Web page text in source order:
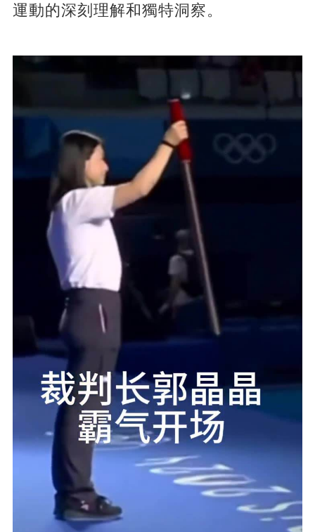
運動的深刻理解和獨特洞察。